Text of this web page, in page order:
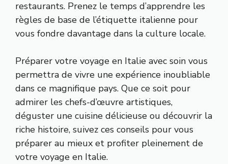
restaurants. Prenez le temps d’apprendre les
règles de base de l’étiquette italienne pour
vous fondre davantage dans la culture locale.
Préparer votre voyage en Italie avec soin vous
permettra de vivre une expérience inoubliable
dans ce magnifique pays. Que ce soit pour
admirer les chefs-d’œuvre artistiques,
déguster une cuisine délicieuse ou découvrir la
riche histoire, suivez ces conseils pour vous
préparer au mieux et profiter pleinement de
votre voyage en Italie.